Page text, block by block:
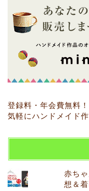
登録料・年会費無料！
気軽にハンドメイド
赤ち
想＆